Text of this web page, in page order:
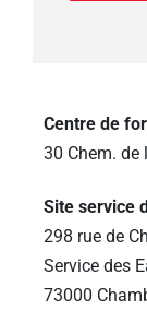
Centre de
30 Chem. de
Site service
298 rue de
Service des
73000